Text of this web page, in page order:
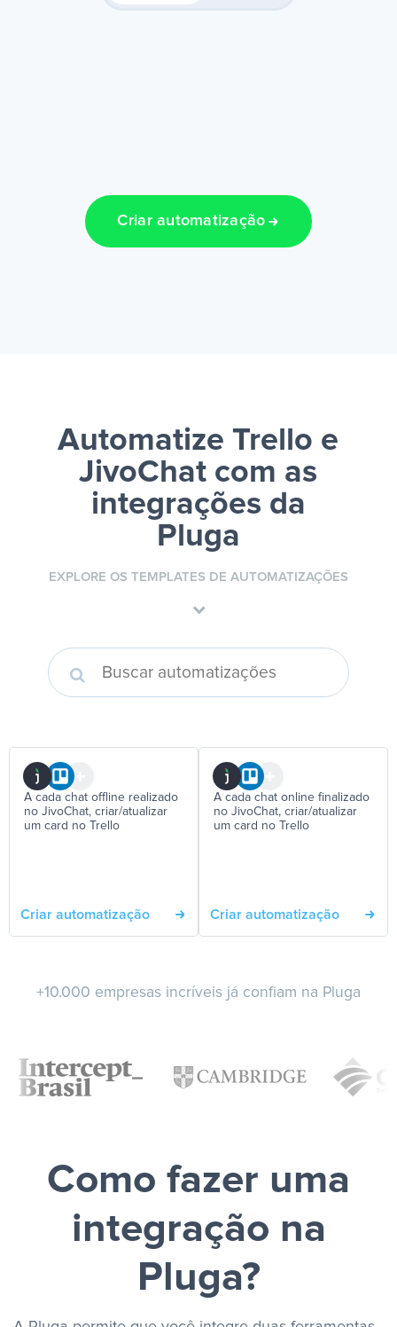
Criar automatização
Automatize Trello e
JivoChat com as
integrações da
Pluga
EXPLORE OS TEMPLATES DE AUTOMATIZAÇÕES
A cada chat offline realizado
no JivoChat, criar/atualizar
um card no Trello
Criar automatização
A cada chat online finalizado
no JivoChat, criar/atualizar
um card no Trello
Criar automatização
+10.000 empresas incríveis já confiam na Pluga
Como fazer uma
integração na
Pluga?